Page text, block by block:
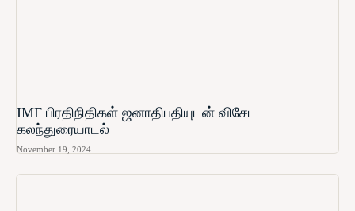
IMF பிரதிநிதிகள் ஜனாதிபதியுடன் விசேட
கலந்துரையாடல்
November 19, 2024